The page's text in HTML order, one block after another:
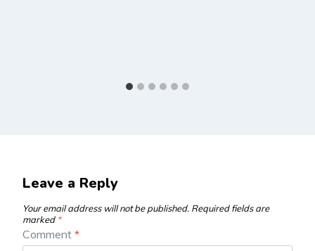
Leave a Reply
Your email address will not be published. Required fields are
marked *
Comment *